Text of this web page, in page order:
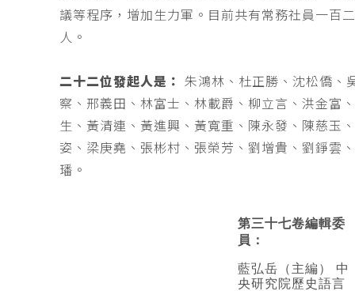
議等程序，增加生力軍。目前共有常務社員一百
人。
二十二位發起人是：
朱鴻林、杜正勝、沈松僑、
察、邢義田、林富士、林載爵、柳立言、洪金富
生、黃清連、黃進興、黃寬重、陳永發、陳慈玉
姿、梁庚堯、張彬村、張榮芳、劉增貴、劉錚雲
璠。
第三十七卷編輯委
員：
藍弘岳（主編） 中
央研究院歷史語言